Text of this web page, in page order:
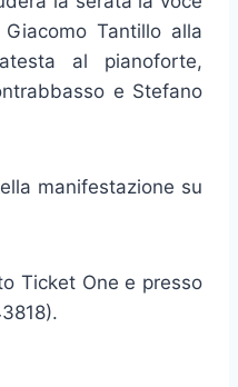
Tantillo alla
al pianoforte,
e Stefano
manifestazione su
Ticket One e presso